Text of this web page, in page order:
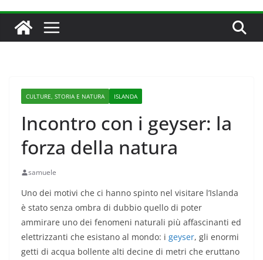
CULTURE, STORIA E NATURA ISLANDA
Incontro con i geyser: la
forza della natura
samuele
Uno dei motivi che ci hanno spinto nel visitare l’Islanda
è stato senza ombra di dubbio quello di poter
ammirare uno dei fenomeni naturali più affascinanti ed
elettrizzanti che esistano al mondo: i geyser, gli enormi
getti di acqua bollente alti decine di metri che eruttano